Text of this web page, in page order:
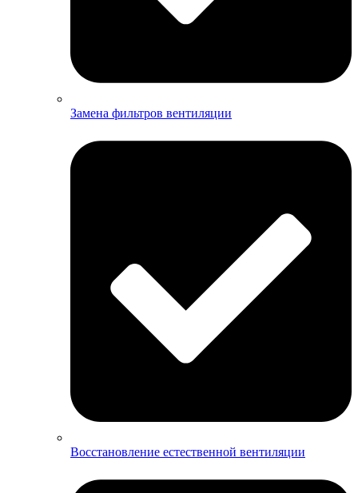
Замена фильтров вентиляции
Восстановление естественной вентиляции